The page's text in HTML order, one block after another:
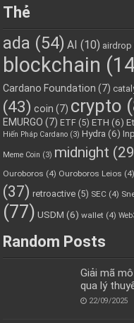
Thẻ
ada (54) AI (10) airdrop
blockchain
Cardano Foundation (7)
(43) coin (7) crypto
EMURGO (7) ETF (5) ETH (6)
Hiến Pháp Cardano (3) Hydra (6)
Meme Coin (3) midnight
Ouroboros (4) Ouroboros Leios (4)
(37) retroactive (5) SEC (4)
(77) USDM (6) wallet (4)
Random Posts
Giải mã
qua lý
22/09/2025